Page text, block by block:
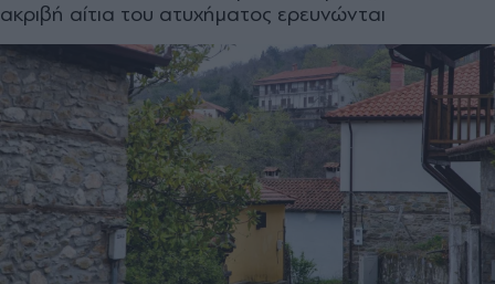
ακριβή αίτια του ατυχήματος ερευνώνται